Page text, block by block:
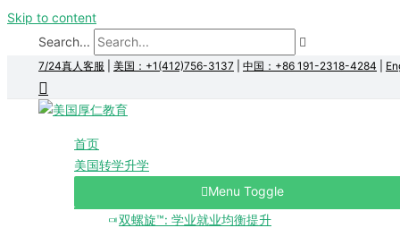
Skip to content
Search...
7/24真人客服 美国：+1(412)756-3137 中国：+86 191-2318-4284
首页
美国转学升学
Menu Toggle
双螺旋™: 学业就业均衡提升